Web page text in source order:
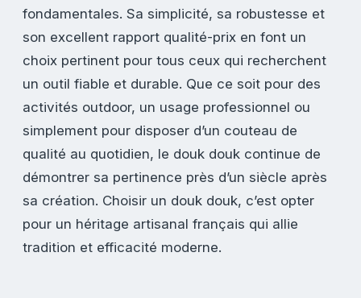
fondamentales. Sa simplicité, sa robustesse et
son excellent rapport qualité-prix en font un
choix pertinent pour tous ceux qui recherchent
un outil fiable et durable. Que ce soit pour des
activités outdoor, un usage professionnel ou
simplement pour disposer d’un couteau de
qualité au quotidien, le douk douk continue de
démontrer sa pertinence près d’un siècle après
sa création. Choisir un douk douk, c’est opter
pour un héritage artisanal français qui allie
tradition et efficacité moderne.